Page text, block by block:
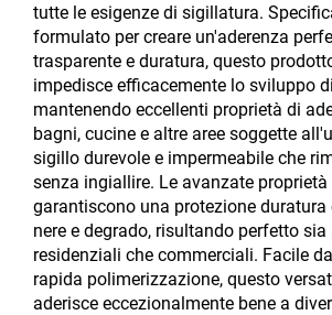
tutte le esigenze di sigillatura.
formulato per creare un'aderenza
trasparente e duratura, questo
impedisce efficacemente lo sviluppo
mantenendo eccellenti proprietà di
bagni, cucine e altre aree soggette
sigillo durevole e impermeabile che
senza ingiallire. Le avanzate
garantiscono una protezione
nere e degrado, risultando perfetto
residenziali che commerciali. Facile
rapida polimerizzazione, questo
aderisce eccezionalmente bene a